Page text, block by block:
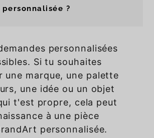
?
personnalisées
Si tu souhaites
une marque, une palette
une idée ou un objet
t'est propre, cela peut
à une pièce
personnalisée.